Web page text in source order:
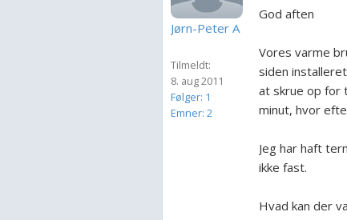
Jørn-Peter A
Tilmeldt:
8. aug 2011
Følger: 1
Emner: 2
God aften
Vores varme
siden
at skrue op for
minut, hvor
Jeg har haft
ikke fast.
Hvad kan der